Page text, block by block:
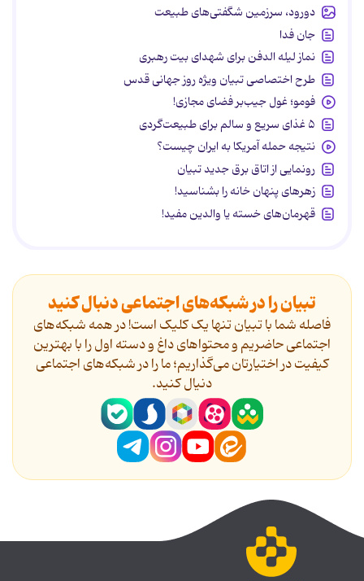
دورود، سرزمین شگفتی‌های طبیعت
جان فدا
نماز لیله الدفن برای شهدای بیت رهبری
طرح اختصاصی تبیان ویژه روز جهانی قدس
فومو؛ غول جیب‌بر فضای مجازی!
۵ غذای سریع و سالم برای طبیعت‌گردی
نتیجه حمله آمریکا به ایران چیست؟
رونمایی از اتاق برق جدید تبیان
زهرهای پنهان خانه را بشناسید!
قهرمان‌های خسته یا والدین مفید!
تبیان را در شبکه‌های اجتماعی دنبال کنید
فاصله شما با تبیان تنها یک کلیک است! در همه شبکه‌های
اجتماعی حاضریم و محتواهای داغ و دسته اول را با بهترین
کیفیت در اختیارتان می‌گذاریم؛ ما را در شبکه‌های اجتماعی
دنیال کنید.